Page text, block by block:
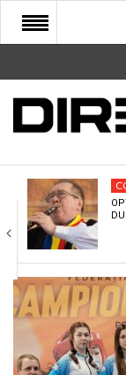
START
COMUNITATE
CULTURA
ECONOMIE
SANATATE
SPORT
SPECIAL
POLITIC